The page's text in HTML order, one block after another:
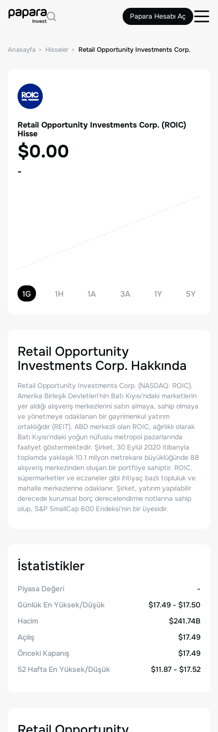
Papara Hesabı Aç
Anasayfa Hisseler Retail Opportunity Investments Corp.
Retail Opportunity Investments Corp. (ROIC)
Hisse
$0.00
-
1G 1H 1A 3A 1Y 5Y
Retail Opportunity
Investments Corp. Hakkında
Retail Opportunity Investments Corp. (NASDAQ: ROIC),
Amerika Birleşik Devletleri'nin Batı Kıyısı'ndaki marketlerin
yer aldığı alışveriş merkezlerini satın almaya, sahip olmaya
ve yönetmeye odaklanan bir gayrimenkul yatırım
ortaklığıdır (REIT). ABD merkezli olan ROIC, ağırlıklı olarak
Batı Kıyısı'ndaki yoğun nüfuslu metropol pazarlarında
faaliyet göstermektedir. Şirket, 30 Eylül 2020 itibarıyla
toplamda yaklaşık 10.1 milyon metrekare büyüklüğünde 88
alışveriş merkezinden oluşan bir portföye sahiptir. ROIC,
süpermarketler ve eczaneler gibi ihtiyaç bazlı topluluk ve
mahalle merkezlerine odaklanır. Şirket, yatırım yapılabilir
derecede kurumsal borç derecelendirme notlarına sahip
olup, S&P SmallCap 600 Endeksi'nin bir üyesidir.
İstatistikler
Piyasa Değeri
-
Günlük En Yüksek/Düşük
$17.49 - $17.50
Hacim
$241.74B
Açılış
$17.49
Önceki Kapanış
$17.49
52 Hafta En Yüksek/Düşük
$11.87 - $17.52